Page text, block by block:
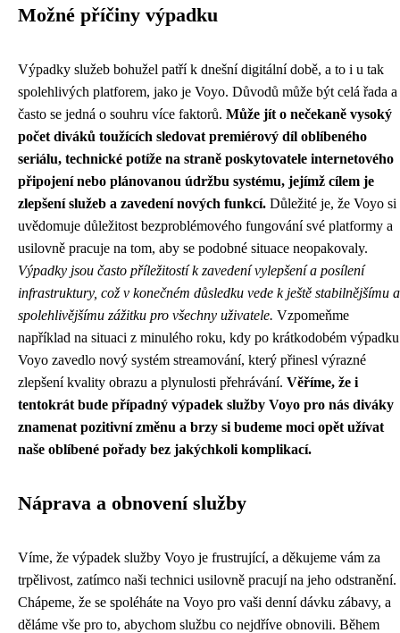
Možné příčiny výpadku
Výpadky služeb bohužel patří k dnešní digitální době, a to i u tak
spolehlivých platforem, jako je Voyo. Důvodů může být celá řada a
často se jedná o souhru více faktorů. Může jít o nečekaně vysoký
počet diváků toužících sledovat premiérový díl oblíbeného
seriálu, technické potíže na straně poskytovatele internetového
připojení nebo plánovanou údržbu systému, jejímž cílem je
zlepšení služeb a zavedení nových funkcí. Důležité je, že Voyo si
uvědomuje důležitost bezproblémového fungování své platformy a
usilovně pracuje na tom, aby se podobné situace neopakovaly.
Výpadky jsou často příležitostí k zavedení vylepšení a posílení
infrastruktury, což v konečném důsledku vede k ještě stabilnějšímu a
spolehlivějšímu zážitku pro všechny uživatele. Vzpomeňme
například na situaci z minulého roku, kdy po krátkodobém výpadku
Voyo zavedlo nový systém streamování, který přinesl výrazné
zlepšení kvality obrazu a plynulosti přehrávání. Věříme, že i
tentokrát bude případný výpadek služby Voyo pro nás diváky
znamenat pozitivní změnu a brzy si budeme moci opět užívat
naše oblíbené pořady bez jakýchkoli komplikací.
Náprava a obnovení služby
Víme, že výpadek služby Voyo je frustrující, a děkujeme vám za
trpělivost, zatímco naši technici usilovně pracují na jeho odstranění.
Chápeme, že se spoléháte na Voyo pro vaši denní dávku zábavy, a
děláme vše pro to, abychom službu co nejdříve obnovili. Během